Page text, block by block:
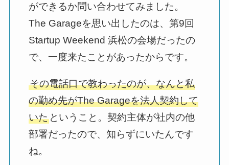
ができるか問い合わせてみました。
The Garageを思い出したのは、第9回
Startup Weekend 浜松の会場だったの
で、一度来たことがあったからです。
その電話口で教わったのが、なんと私
の勤め先がThe Garageを法人契約して
いたということ。契約主体が社内の他
部署だったので、知らずにいたんです
ね。